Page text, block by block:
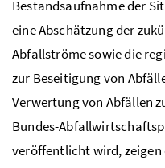
Bestandsaufnahme der
eine Abschätzung der
Abfallströme sowie die
zur Beseitigung von
Verwertung von Abfällen
Bundes-
veröffentlicht wird,